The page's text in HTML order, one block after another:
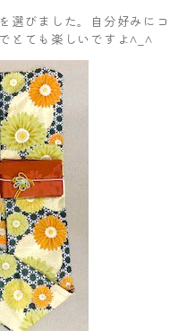
選びました。自分好みにコ
とても楽しいですよ^_^